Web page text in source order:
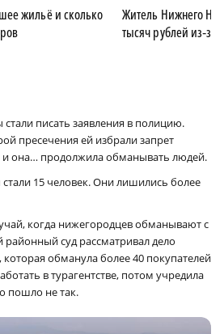
жильё и сколько
Житель Нижнего
тысяч рублей
писать заявления в полицию.
пресечения ей избрали запрет
и она… продолжила обманывать людей.
15 человек. Они лишились более
когда нижегородцев обманывают с
районный суд рассматривал дело
обманула более 40 покупателей
в турагентстве, потом учредила
пошло не так.